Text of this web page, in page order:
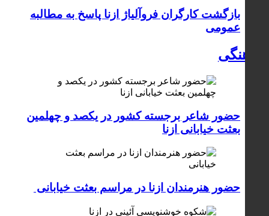
بازگشت کارگران فروآلیاژ ازنا پاسخ به مطالبه
عمومی
فرهنگی
حضور شاعر برجسته کشور در یکصد و چهلمین
بعثت خیابانی ازنا
حضور هنرمندان ازنا در مراسم بعثت خیابانی